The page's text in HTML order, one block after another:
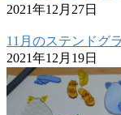
2021年12月27日
11月のステンドグ
2021年12月19日